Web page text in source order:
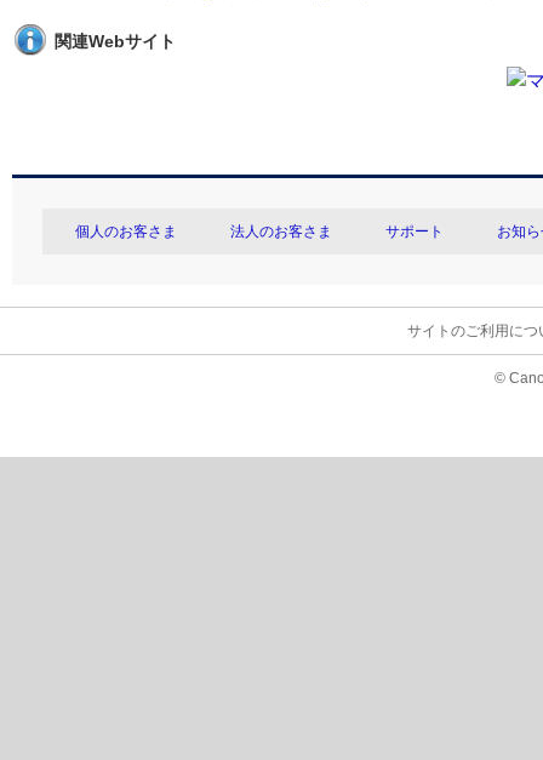
関連Webサイト
個人のお客さま 法人のお客さま サポート お知
サイトのご利用につ
©